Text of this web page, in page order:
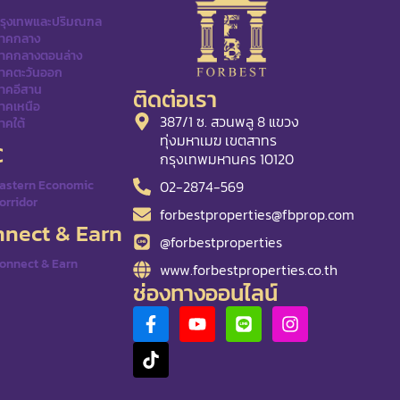
งเทพและปริมณฑล
คกลาง
คกลางตอนล่าง
คตะวันออก
คอีสาน
คเหนือ
คใต้
Economic
& Earn
& Earn
ติดต่อเรา
387/1 ซ. สวนพลู 8 แขวง
ทุ่งมหาเมฆ เขตสาทร
กรุงเทพมหานคร 10120
02-2874-569
forbestproperties@fbprop.com
@forbestproperties
www.forbestproperties.co.th
ช่องทางออนไลน์